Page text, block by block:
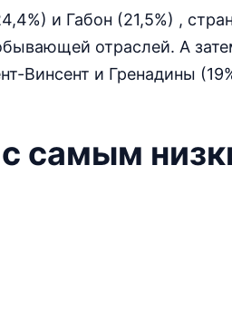
и Габон (21,5%) ,
отраслей. А
Винсент и Гренадины
самым